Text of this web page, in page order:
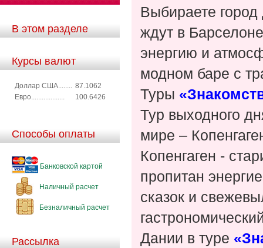
В этом разделе
Курсы валют
Доллар США........ 87.1062
Евро...................
100.6426
Способы оплаты
Банковской картой
Наличный расчет
Безналичный расчет
Рассылка
Выбираете
ждут в
энергию и
модном баре с
Туры
Тур выходного
мире –
Копенгаген -
пропитан
сказок и
Дании в туре